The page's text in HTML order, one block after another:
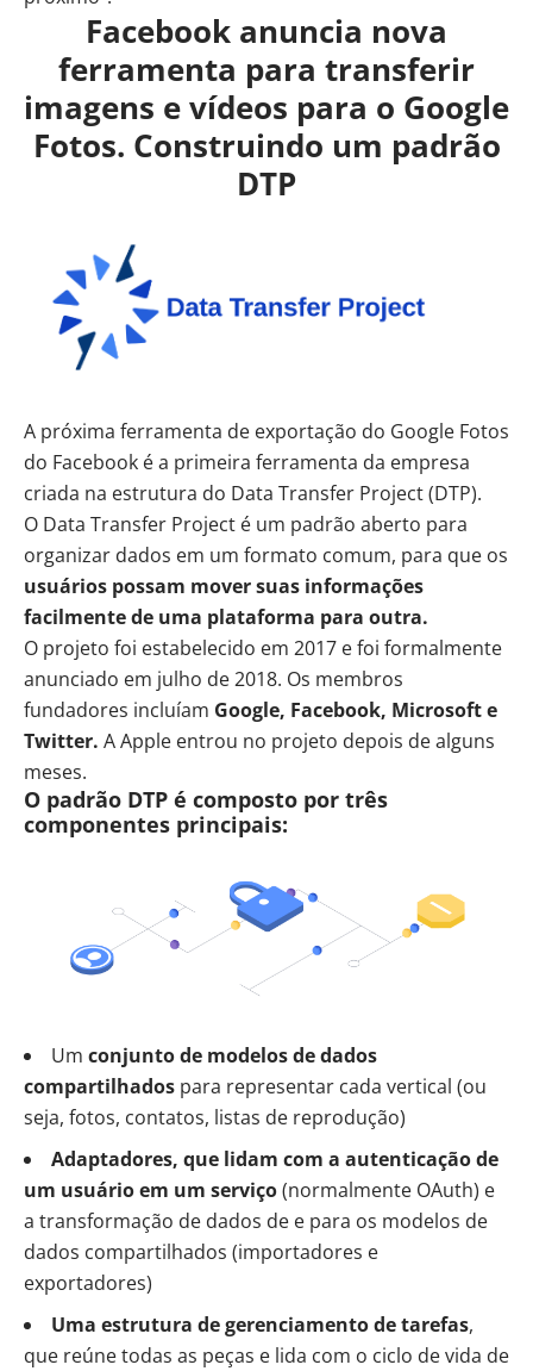
Facebook anuncia nova
ferramenta para transferir
imagens e vídeos para o Google
Fotos. Construindo um padrão
DTP
A próxima ferramenta de exportação do Google Fotos
do Facebook é a primeira ferramenta da empresa
criada na estrutura do Data Transfer Project (DTP).
O Data Transfer Project é um padrão aberto para
organizar dados em um formato comum, para que os
usuários possam mover suas informações
facilmente de uma plataforma para outra.
O projeto foi estabelecido em 2017 e foi formalmente
anunciado em julho de 2018. Os membros
fundadores incluíam Google, Facebook, Microsoft e
Twitter. A Apple entrou no projeto depois de alguns
meses.
O padrão DTP é composto por três
componentes principais:
Um conjunto de modelos de dados
compartilhados para representar cada vertical (ou
seja, fotos, contatos, listas de reprodução)
Adaptadores, que lidam com a autenticação de
um usuário em um serviço(normalmente OAuth) e
a transformação de dados de e para os modelos de
dados compartilhados (importadores e
exportadores)
Uma estrutura de gerenciamento de tarefas,
que reúne todas as peças e lida com o ciclo de vida de